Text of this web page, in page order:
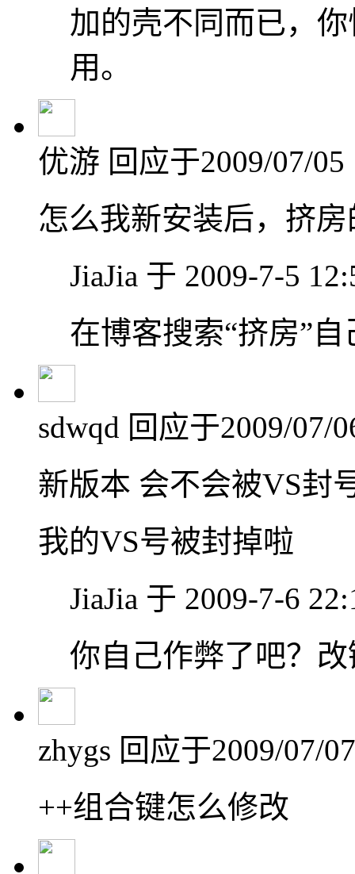
加的壳不同而已，
用。
优游 回应于2009/07/05
怎么我新安装后，挤
JiaJia 于 2009-7-5
在博客搜索“挤房”
sdwqd 回应于2009/07/
新版本 会不会被VS封
我的VS号被封掉啦
JiaJia 于 2009-7-6
你自己作弊了吧？
zhygs 回应于2009/07/
++组合键怎么修改